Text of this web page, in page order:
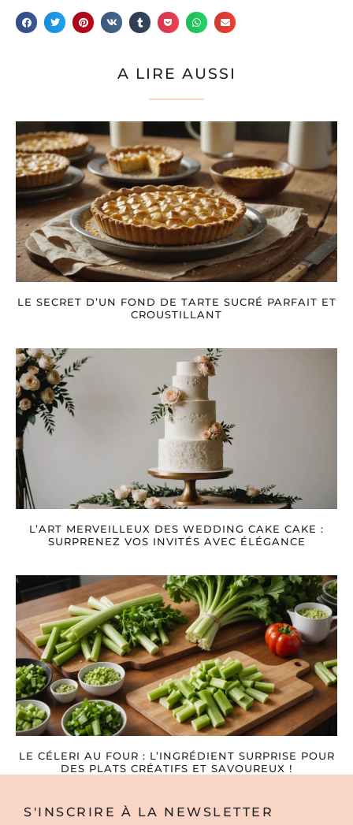
A LIRE AUSSI
LE SECRET D’UN FOND DE TARTE SUCRÉ PARFAIT ET
CROUSTILLANT
L’ART MERVEILLEUX DES WEDDING CAKE CAKE :
SURPRENEZ VOS INVITÉS AVEC ÉLÉGANCE
LE CÉLERI AU FOUR : L’INGRÉDIENT SURPRISE POUR
DES PLATS CRÉATIFS ET SAVOUREUX !
S'INSCRIRE À LA NEWSLETTER